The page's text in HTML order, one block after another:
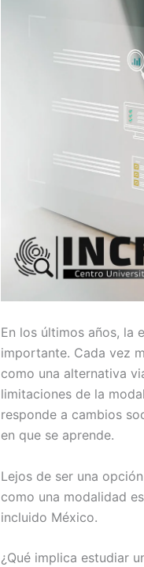
En los últimos años, la
importante. Cada vez
como una alternativa
limitaciones de la
responde a cambios
en que se aprende.
Lejos de ser una
como una modalidad
incluido México.
¿Qué implica estudiar